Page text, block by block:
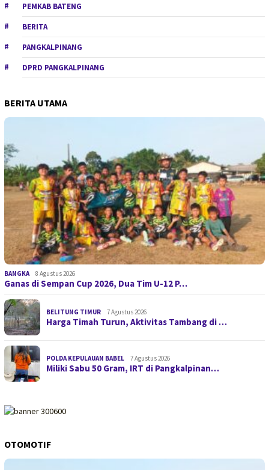
PEMKAB BATENG
BERITA
PANGKALPINANG
DPRD PANGKALPINANG
BERITA UTAMA
BANGKA 8 Agustus 2026
Ganas di Sempan Cup 2026, Dua Tim U-12 P…
BELITUNG TIMUR 7 Agustus 2026
Harga Timah Turun, Aktivitas Tambang di …
POLDA KEPULAUAN BABEL 7 Agustus 2026
Miliki Sabu 50 Gram, IRT di Pangkalpinan…
OTOMOTIF